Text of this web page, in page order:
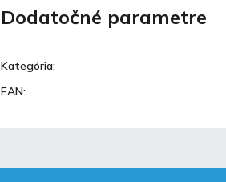
Dodatočné parametre
Kategória:
EAN: